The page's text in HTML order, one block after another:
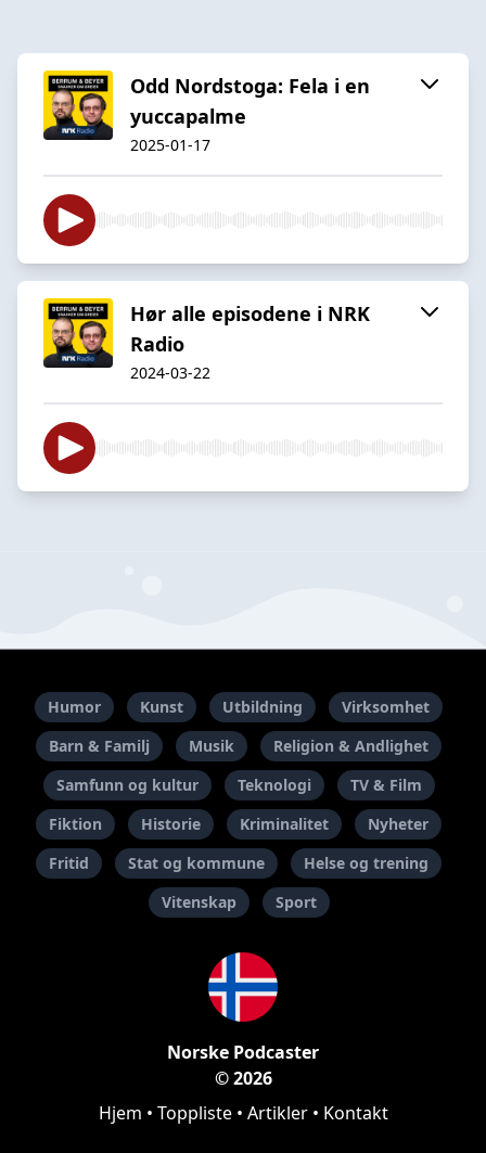
Odd Nordstoga: Fela i en
yuccapalme
2025-01-17
Hør alle episodene i NRK
Radio
2024-03-22
Humor Kunst Utbildning
Virksomhet
Barn & Familj
Musik
Religion & Andlighet
Samfunn og kultur
Teknologi
TV & Film
Fiktion
Historie Kriminalitet
Nyheter
Fritid
Stat og kommune
Helse og trening
Vitenskap
Sport
Norske Podcaster
© 2026
Hjem • Toppliste• Artikler• Kontakt